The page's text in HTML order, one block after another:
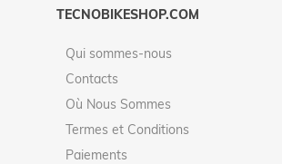
TECNOBIKESHOP.COM
Qui sommes-nous
Contacts
Où Nous Sommes
Termes et Conditions
Paiements